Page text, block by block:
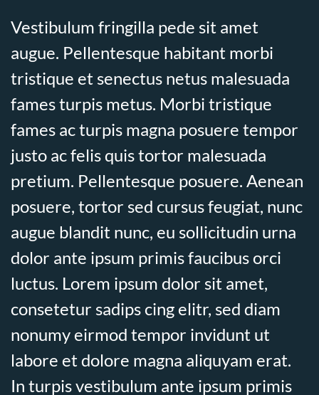
Vestibulum fringilla pede sit amet
augue. Pellentesque habitant morbi
tristique et senectus netus malesuada
fames turpis metus. Morbi tristique
fames ac turpis magna posuere tempor
justo ac felis quis tortor malesuada
pretium. Pellentesque posuere. Aenean
posuere, tortor sed cursus feugiat, nunc
augue blandit nunc, eu sollicitudin urna
dolor ante ipsum primis faucibus orci
luctus. Lorem ipsum dolor sit amet,
consetetur sadips cing elitr, sed diam
nonumy eirmod tempor invidunt ut
labore et dolore magna aliquyam erat.
In turpis vestibulum ante ipsum primis